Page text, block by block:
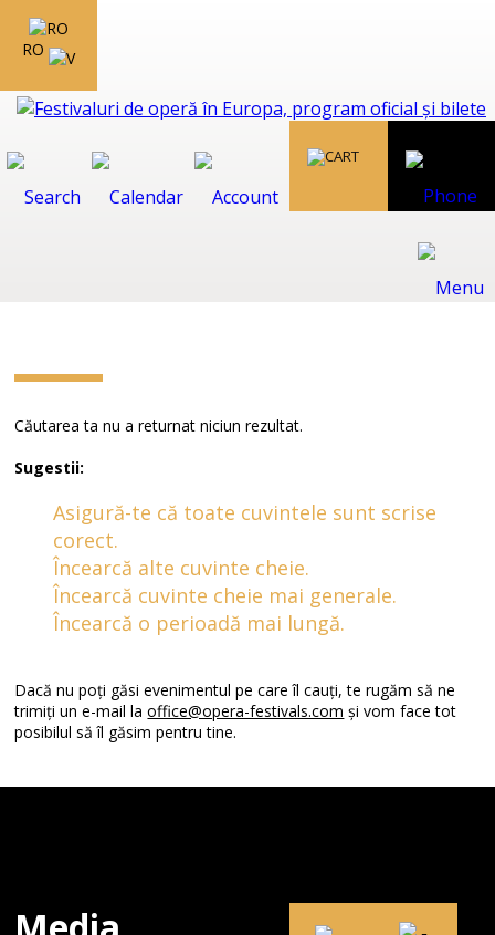
RO
Căutarea ta nu a returnat niciun rezultat.
Sugestii:
Asigură-te că toate cuvintele sunt scrise
corect.
Încearcă alte cuvinte cheie.
Încearcă cuvinte cheie mai generale.
Încearcă o perioadă mai lungă.
Dacă nu poți găsi evenimentul pe care îl cauți, te rugăm să ne
trimiți un e-mail laoffice@opera-festivals.com și vom face tot
posibilul să îl găsim pentru tine.